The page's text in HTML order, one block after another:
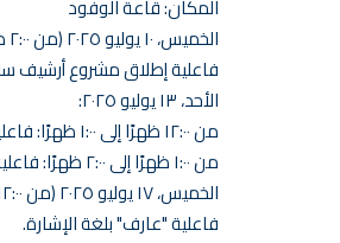
المكان: قاعة الوفود
الخميس، ١٠ يوليو ٢٠٢٥ (من ٢:٠٠ ظهرًا إلى ٤:٠٠ عصرًا):
فاعلية إطلاق مشروع أرشيف
الأحد، ١٣ يوليو ٢٠٢٥:
من ١٢:٠٠ ظهرًا إلى ١:٠٠ ظهرًا: فاعلية إطلاق موقع "علماء العالم الإسلامي".
من ١:٠٠ ظهرًا إلى ٢:٠٠ ظهرًا: فاعلية تطبيقات الواقع المعزز: "حائط معرفة رخمي رع".
الخميس، ١٧ يوليو ٢٠٢٥ (من ١٢:٠٠ ظهرًا إلى ٢:٠٠ ظهرًا):
فاعلية "عارف" بلغة الإشارة.